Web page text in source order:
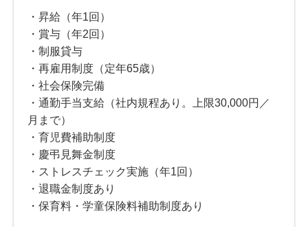
・昇給（年1回）
・賞与（年2回）
・制服貸与
・再雇用制度（定年65歳）
・社会保険完備
・通勤手当支給（社内規程あり。上限30,000円／
月まで）
・育児費補助制度
・慶弔見舞金制度
・ストレスチェック実施（年1回）
・退職金制度あり
・保育料・学童保険料補助制度あり